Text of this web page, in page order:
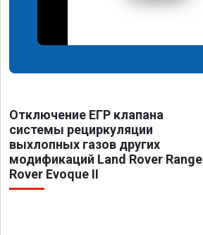
Отключение ЕГР клапана
системы рециркуляции
выхлопных газов других
модификаций Land Rover Range
Rover Evoque II